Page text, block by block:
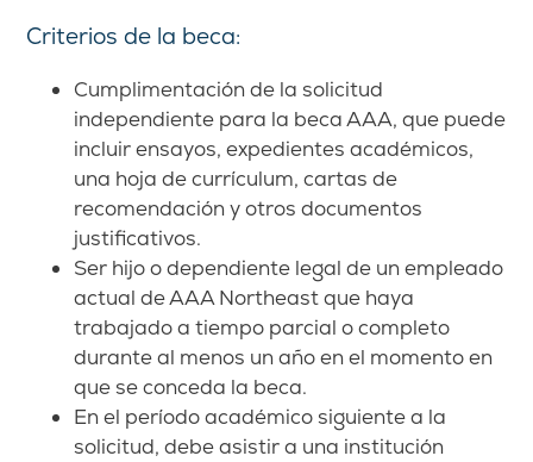
Criterios de la beca:
Cumplimentación de la solicitud
independiente para la beca AAA, que puede
incluir ensayos, expedientes académicos,
una hoja de currículum, cartas de
recomendación y otros documentos
justificativos.
Ser hijo o dependiente legal de un empleado
actual de AAA Northeast que haya
trabajado a tiempo parcial o completo
durante al menos un año en el momento en
que se conceda la beca.
En el período académico siguiente a la
solicitud, debe asistir a una institución